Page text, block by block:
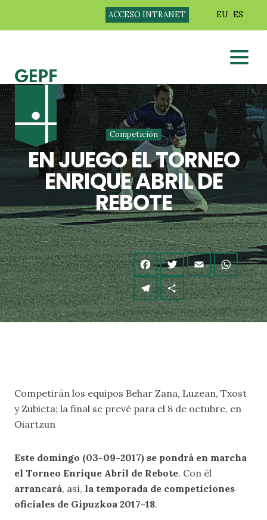
ACCESO INTRANET EU ES
Competición
EN JUEGO EL TORNEO
ENRIQUE ABRIL DE
REBOTE
Competirán los equipos Behar Zana, Luzean, Txost
y Zubieta; la final se prevé para el 8 de octubre, en
Oiartzun
Este domingo (03-09-2017) se pondrá en marcha
el Torneo Enrique Abril de Rebote. Con él
arrancará, así, la temporada de competiciones
oficiales de Gipuzkoa 2017-18.